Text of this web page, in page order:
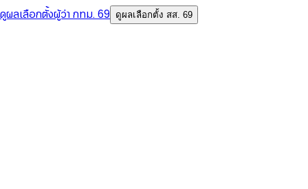
ดูผลเลือกตั้งผู้ว่า กทม. 69
ดูผลเลือกตั้ง สส. 69